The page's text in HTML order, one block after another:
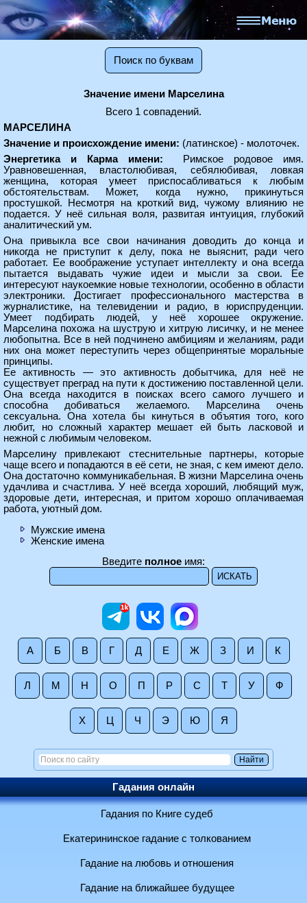
Поиск по буквам
Значение имени Марселина
Всего 1 совпадений.
МАРСЕЛИНА
Значение и происхождение имени: (латинское) - молоточек.
Энергетика и Карма имени: Римское родовое имя.
Уравновешенная, властолюбивая, себялюбивая, ловкая
женщина, которая умеет приспосабливаться к любым
обстоятельствам. Может, когда нужно, прикинуться
простушкой. Несмотря на кроткий вид, чужому влиянию не
подается. У неё сильная воля, развитая интуиция, глубокий
аналитический ум.
Она привыкла все свои начинания доводить до конца и
никогда не приступит к делу, пока не выяснит, ради чего
работает. Ее воображение уступает интеллекту и она всегда
пытается выдавать чужие идеи и мысли за свои. Ее
интересуют наукоемкие новые технологии, особенно в области
электроники. Достигает профессионального мастерства в
журналистике, на телевидении и радио, в юриспруденции.
Умеет подбирать людей, у неё хорошее окружение.
Марселина похожа на шуструю и хитрую лисичку, и не менее
любопытна. Все в ней подчинено амбициям и желаниям, ради
них она может переступить через общепринятые моральные
принципы.
Ее активность — это активность добытчика, для неё не
существует преград на пути к достижению поставленной цели.
Она всегда находится в поисках всего самого лучшего и
способна добиваться желаемого. Марселина очень
сексуальна. Она хотела бы кинуться в объятия того, кого
любит, но сложный характер мешает ей быть ласковой и
нежной с любимым человеком.
Марселину привлекают стеснительные партнеры, которые
чаще всего и попадаются в её сети, не зная, с кем имеют дело.
Она достаточно коммуникабельная. В жизни Марселина очень
удачлива и счастлива. У неё всегда хороший, любящий муж,
здоровые дети, интересная, и притом хорошо оплачиваемая
работа, уютный дом.
Мужские имена
Женские имена
Введите полное имя:
А Б В Г Д Е Ж З И К
Л М Н О П Р С Т У Ф
Х Ц Ч Э Ю Я
Гадания онлайн
Гадания по Книге судеб
Екатерининское гадание с толкованием
Гадание на любовь и отношения
Гадание на ближайшее будущее